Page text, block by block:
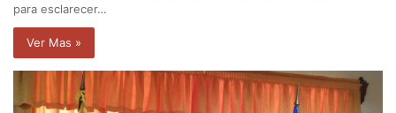
para esclarecer…
Ver Mas »